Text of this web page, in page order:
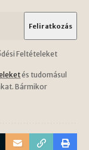
Feltételeket
és tudomásul
Bármikor